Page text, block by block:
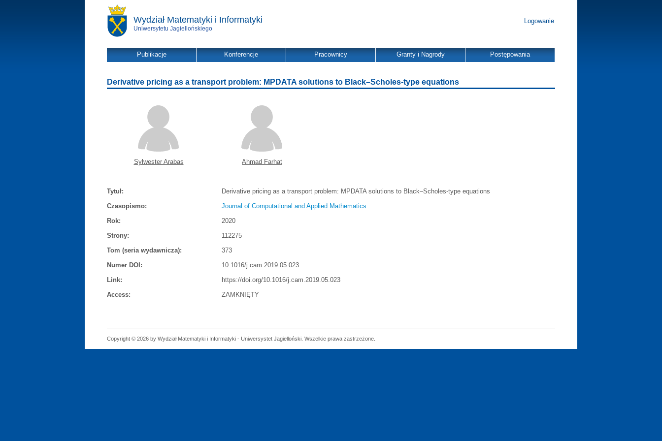
Wydział Matematyki i Informatyki
Uniwersytetu Jagiellońskiego
Logowanie
Publikacje Konferencje Pracownicy Granty i Nagrody Postępowania
Derivative pricing as a transport problem: MPDATA solutions to Black–Scholes-type equations
Sylwester Arabas Ahmad Farhat
Tytuł:
Derivative pricing as a transport problem: MPDATA solutions to Black–Scholes-type equations
Czasopismo:
Journal of Computational and Applied Mathematics
Rok:
2020
Strony:
112275
Tom (seria wydawnicza):
373
Numer DOI:
10.1016/j.cam.2019.05.023
Link:
https://doi.org/10.1016/j.cam.2019.05.023
Access:
ZAMKNIĘTY
Copyright © 2026 by Wydział Matematyki i Informatyki - Uniwersystet Jagielloński. Wszelkie prawa zastrzeżone.